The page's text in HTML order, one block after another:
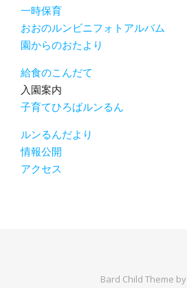
一時保育
おおのルンビニフォトアルバム
園からのおたより
給食のこんだて
入園案内
子育てひろばルンるん
ルンるんだより
情報公開
アクセス
Bard Child Theme by